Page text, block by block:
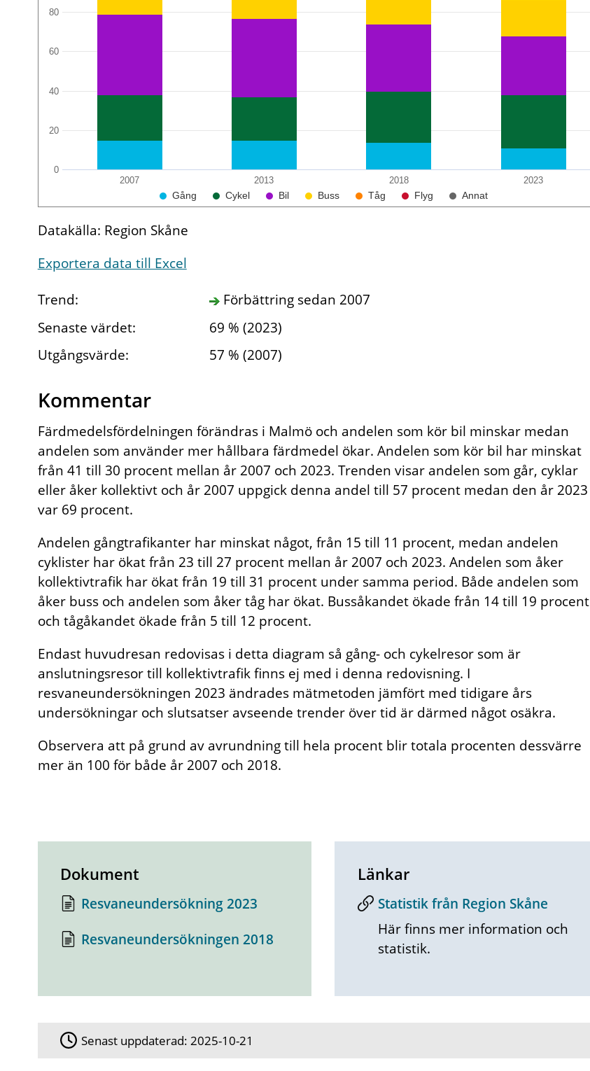
Gång Cykel Bil Buss Tåg Flyg Annat
2007 2013 2018 2023
0
20
40
60
80
Datakälla: Region Skåne
Exportera data till Excel
Trend:
Förbättring sedan 2007
Senaste värdet:
69 % (2023)
Utgångsvärde:
57 % (2007)
Kommentar
Färdmedelsfördelningen förändras i Malmö och andelen som kör bil minskar medan
andelen som använder mer hållbara färdmedel ökar. Andelen som kör bil har minskat
från 41 till 30 procent mellan år 2007 och 2023. Trenden visar andelen som går, cyklar
eller åker kollektivt och år 2007 uppgick denna andel till 57 procent medan den år 2023
var 69 procent.
Andelen gångtrafikanter har minskat något, från 15 till 11 procent, medan andelen
cyklister har ökat från 23 till 27 procent mellan år 2007 och 2023. Andelen som åker
kollektivtrafik har ökat från 19 till 31 procent under samma period. Både andelen som
åker buss och andelen som åker tåg har ökat. Bussåkandet ökade från 14 till 19 procent
och tågåkandet ökade från 5 till 12 procent.
Endast huvudresan redovisas i detta diagram så gång- och cykelresor som är
anslutningsresor till kollektivtrafik finns ej med i denna redovisning. I
resvaneundersökningen 2023 ändrades mätmetoden jämfört med tidigare års
undersökningar och slutsatser avseende trender över tid är därmed något osäkra.
Observera att på grund av avrundning till hela procent blir totala procenten dessvärre
mer än 100 för både år 2007 och 2018.
Dokument
Resvaneundersökning 2023
Resvaneundersökningen 2018
Länkar
Statistik från Region Skåne
Här finns mer information och
statistik.
Senast uppdaterad:2025-10-21